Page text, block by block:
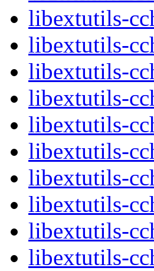
libextutils-
libextutils-
libextutils-
libextutils-
libextutils-
libextutils-
libextutils-
libextutils-
libextutils-
libextutils-